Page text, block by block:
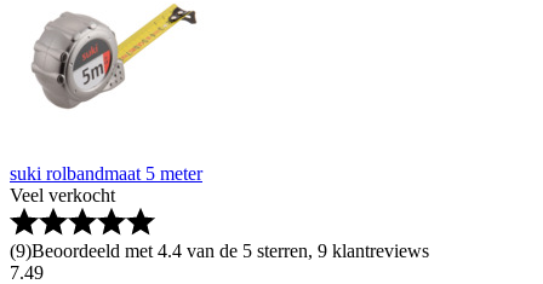
suki rolbandmaat 5 meter
Veel verkocht
(9)Beoordeeld met 4.4 van de 5 sterren, 9 klantreviews
7.49